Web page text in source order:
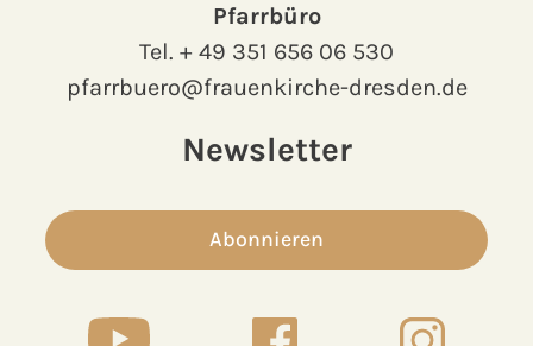
Pfarrbüro
Tel. + 49 351 656 06 530
pfarrbuero@frauenkirche-dresden.de
Newsletter
Abonnieren